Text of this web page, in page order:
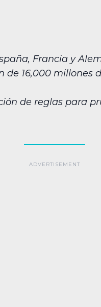
Francia y
16,000 millones
de reglas para